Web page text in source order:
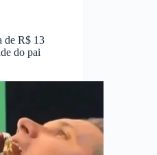
de R$ 13
do pai